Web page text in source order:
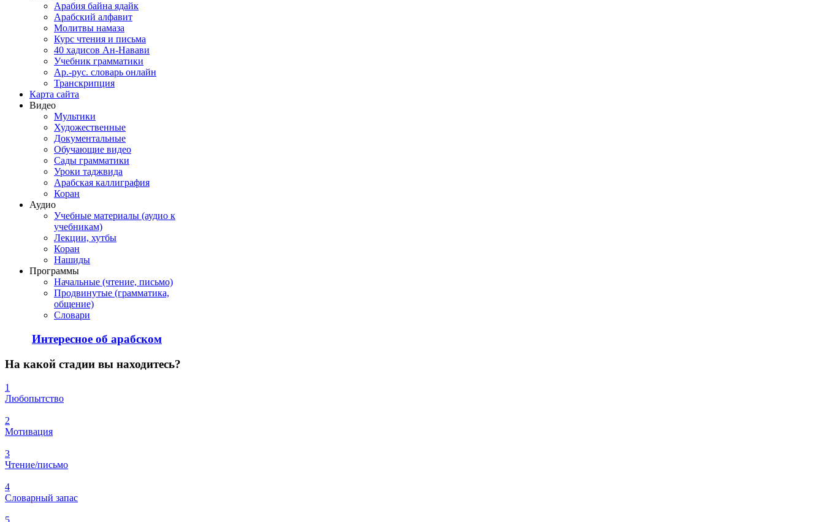
Арабия байна ядайк
Арабский алфавит
Молитвы намаза
Курс чтения и письма
40 хадисов Ан-Навави
Учебник грамматики
Ар.-рус. словарь онлайн
Транскрипция
Карта сайта
Видео
Мультики
Художественные
Документальные
Обучающие видео
Сады грамматики
Уроки таджвида
Арабская каллиграфия
Коран
Аудио
Учебные материалы (аудио к
учебникам)
Лекции, хутбы
Коран
Нашиды
Программы
Начальные (чтение, письмо)
Продвинутые (грамматика,
общение)
Словари
Интересное об арабском
На какой стадии вы находитесь?
1
Любопытство
2
Мотивация
3
Чтение/письмо
4
Словарный запас